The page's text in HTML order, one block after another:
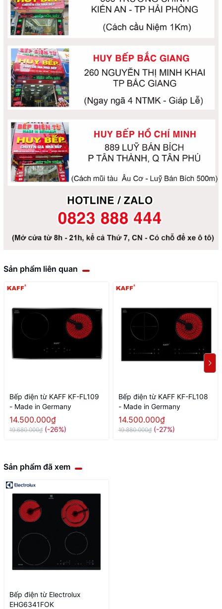
Sản phẩm liên quan
Bếp điện từ KAFF KF-FL109
- Made in Germany
14.500.000₫
19.680.000₫ (-26%)
Bếp điện từ KAFF KF-FL108
- Made in Germany
14.500.000₫
19.880.000₫ (-27%)
Sản phẩm đã xem
Bếp điện từ Electrolux
EHG6341FOK